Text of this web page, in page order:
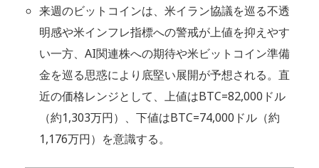
来週のビットコインは、米イラン協議を巡る不透
明感や米インフレ指標への警戒が上値を抑えやす
い一方、AI関連株への期待や米ビットコイン準備
金を巡る思惑により底堅い展開が予想される。直
近の価格レンジとして、上値はBTC=82,000ドル
（約1,303万円）、下値はBTC=74,000ドル（約
1,176万円）を意識する。